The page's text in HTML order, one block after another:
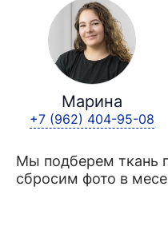
Марина
+7 (962) 404-95-08
Мы подберем ткань
сбросим фото в